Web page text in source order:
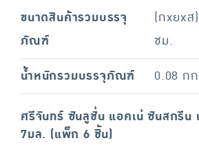
ขนาดสินค้ารวมบรรจุ
ภัณฑ์
(กxยxส
ซม.
น้ำหนักรวมบรรจุภัณฑ์
0.08 ก
ศรีจันทร์ ซันลูชั่น แอคเน่ ซันสกรีน
7มล. (แพ็ก 6 ชิ้น)